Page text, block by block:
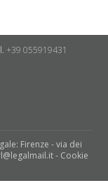
+39 055919431
Firenze - via dei
- Cookie